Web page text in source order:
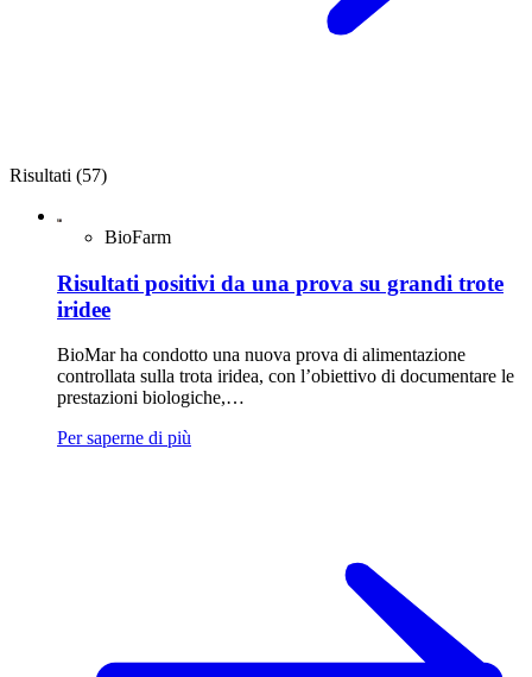
Risultati (57)
BioFarm
Risultati positivi da una prova su grandi trote
iridee
BioMar ha condotto una nuova prova di alimentazione
controllata sulla trota iridea, con l’obiettivo di documentare le
prestazioni biologiche,…
Per saperne di più